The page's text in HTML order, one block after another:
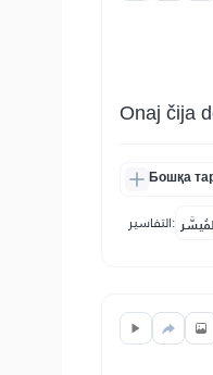
Onaj čija
Бошқа
التفاسير: